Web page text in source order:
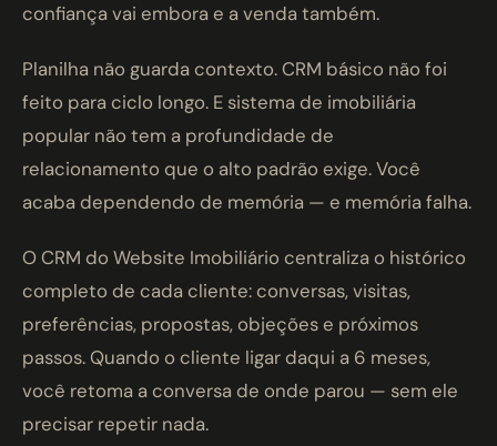
confiança vai embora e a venda também.
Planilha não guarda contexto. CRM básico não foi
feito para ciclo longo. E sistema de imobiliária
popular não tem a profundidade de
relacionamento que o alto padrão exige. Você
acaba dependendo de memória — e memória falha.
O CRM do Website Imobiliário centraliza o histórico
completo de cada cliente: conversas, visitas,
preferências, propostas, objeções e próximos
passos. Quando o cliente ligar daqui a 6 meses,
você retoma a conversa de onde parou — sem ele
precisar repetir nada.